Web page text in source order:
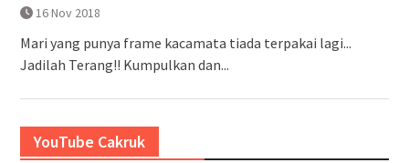
16 Nov 2018
Mari yang punya frame kacamata tiada terpakai lagi...
Jadilah Terang!! Kumpulkan dan...
YouTube Cakruk